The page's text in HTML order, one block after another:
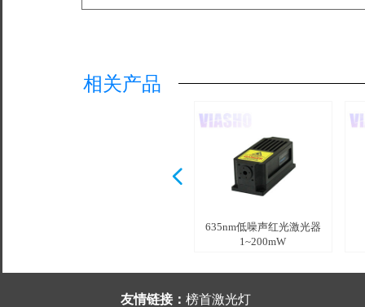
635nm低噪声红光激光器
1~200mW
넳
相关产品
友情链接： 榜首激光灯